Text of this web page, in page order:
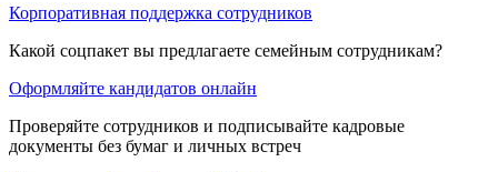
Корпоративная поддержка сотрудников
Какой соцпакет вы предлагаете семейным сотрудникам?
Оформляйте кандидатов онлайн
Проверяйте сотрудников и подписывайте кадровые
документы без бумаг и личных встреч